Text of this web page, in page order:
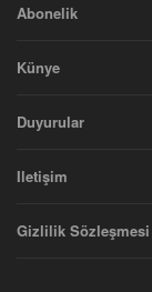
Abonelik
Künye
Duyurular
Iletişim
Gizlilik Sözleşmesi